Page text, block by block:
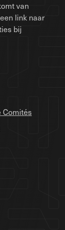
van
link naar
bij
Comités